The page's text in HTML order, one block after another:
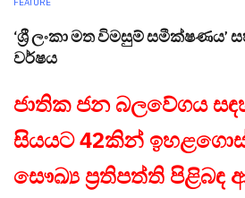
‘ශ්‍රී ලංකා මත විමසුම් සමීක්ෂණය’
වර්ෂය
ජාතික ජන බලවේගය
සියයට 42කින්
සෞඛ්‍ය ප්‍රතිපත්ති පිළිබඳ